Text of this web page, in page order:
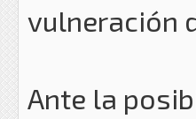
vulneración
Ante la